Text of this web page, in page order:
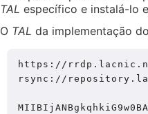
TAL específico e instalá-lo
O TAL da implementação do
https://
rsync://